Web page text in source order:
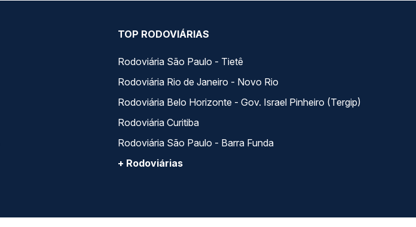
TOP RODOVIÁRIAS
Rodoviária São Paulo - Tietê
Rodoviária Rio de Janeiro - Novo Rio
Rodoviária Belo Horizonte - Gov. Israel Pinheiro (Tergip)
Rodoviária Curitiba
Rodoviária São Paulo - Barra Funda
+ Rodoviárias